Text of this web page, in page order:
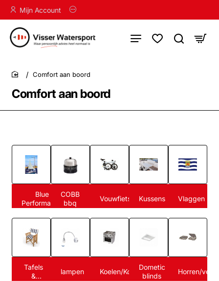
Mijn Account
Comfort aan boord
home
Comfort aan boord
Blue
Performance
COBB
bbq
Vouwfietsen Kussens Vlaggen
Tafels
&
lampen Koelen/Koken
Dometic
blinds
Horren/